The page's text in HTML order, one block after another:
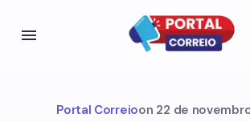
Portal Correioon 22 de